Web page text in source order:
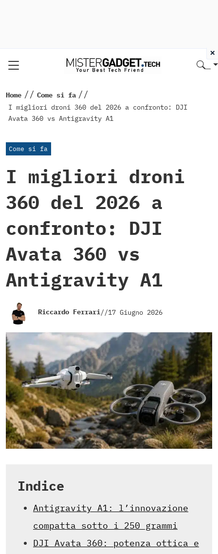
Home // Come si fa //
I migliori droni 360 del 2026 a confronto: DJI
Avata 360 vs Antigravity A1
Come si fa
I migliori droni
360 del 2026 a
confronto: DJI
Avata 360 vs
Antigravity A1
Riccardo Ferrari//17 Giugno 2026
Indice
Antigravity A1: l’innovazione
compatta sotto i 250 grammi
DJI Avata 360: potenza ottica e
×